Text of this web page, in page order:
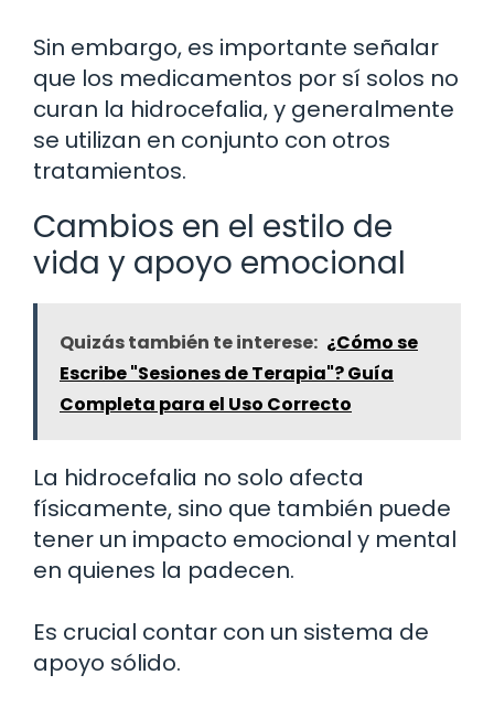
Sin embargo, es importante señalar
que los medicamentos por sí solos no
curan la hidrocefalia, y generalmente
se utilizan en conjunto con otros
tratamientos.
Cambios en el estilo de
vida y apoyo emocional
Quizás también te interese: ¿Cómo se
Escribe "Sesiones de Terapia"? Guía
Completa para el Uso Correcto
La hidrocefalia no solo afecta
físicamente, sino que también puede
tener un impacto emocional y mental
en quienes la padecen.
Es crucial contar con un sistema de
apoyo sólido.